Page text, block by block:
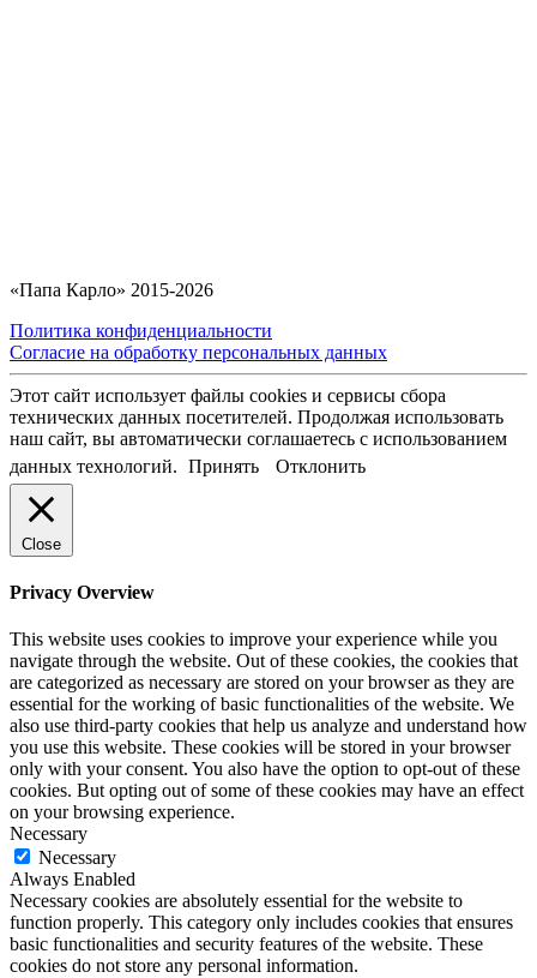
«Папа Карло» 2015-2026
Политика конфиденциальности
Согласие на обработку персональных данных
Этот сайт использует файлы cookies и сервисы сбора
технических данных посетителей. Продолжая использовать
наш сайт, вы автоматически соглашаетесь с использованием
данных технологий. Принять Отклонить
Close
Privacy Overview
This website uses cookies to improve your experience while you
navigate through the website. Out of these cookies, the cookies that
are categorized as necessary are stored on your browser as they are
essential for the working of basic functionalities of the website. We
also use third-party cookies that help us analyze and understand how
you use this website. These cookies will be stored in your browser
only with your consent. You also have the option to opt-out of these
cookies. But opting out of some of these cookies may have an effect
on your browsing experience.
Necessary
Necessary
Always Enabled
Necessary cookies are absolutely essential for the website to
function properly. This category only includes cookies that ensures
basic functionalities and security features of the website. These
cookies do not store any personal information.